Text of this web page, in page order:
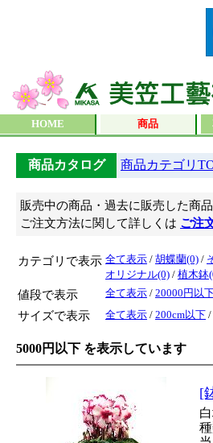
HOME 商品
商品カタログ 商品カテゴリ
販売中の商品・過去に販売した商
ご注文方法に関して詳しくは ご注
カテゴリで表示 全て表示 / 胡蝶蘭(0) /
オリジナル(0) / 植木鉢
値段で表示 全て表示 / 20000円以
サイズで表示 全て表示 / 200cm以下 /
5000円以下 を表示しています
[